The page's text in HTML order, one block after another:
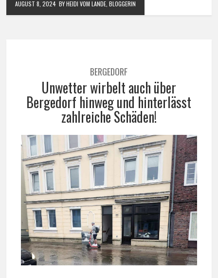
AUGUST 8, 2024 BY HEIDI VOM LANDE, BLOGGERIN
BERGEDORF
Unwetter wirbelt auch über
Bergedorf hinweg und hinterlässt
zahlreiche Schäden!